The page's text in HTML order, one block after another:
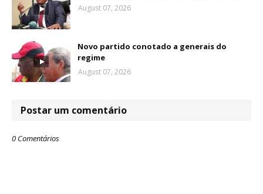
August 07, 2026
Novo partido conotado a generais do
regime
August 07, 2026
Postar um comentário
0 Comentários